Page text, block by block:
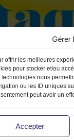
Gérer
offrir les meilleures
pour stocker et/ou
technologies nous
ou les ID uniques
peut avoir un
Accepter